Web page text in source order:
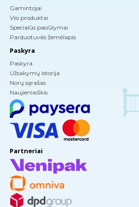
Gamintojai
Visi produktai
Specialūs pasiūlymai
Parduotuvės žemėlapis
Paskyra
Paskyra
Užsakymų istorija
Norų sąrašas
Naujienlaiškis
Partneriai